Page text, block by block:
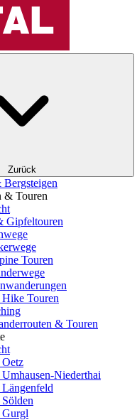
Zurück
& Touren
Gipfeltouren
Touren
Touren
& Touren
Niederthai
Gurgl